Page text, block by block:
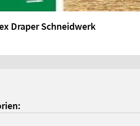
Draper Schneidwerk